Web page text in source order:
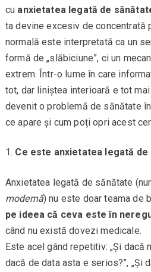
cu anxietatea legată de
ta devine excesiv de concentrată
normală este interpretată ca un
formă de „slăbiciune”, ci un
extrem. Într-o lume în care
tot, dar liniștea interioară e tot
devenit o problemă de sănătate
ce apare și cum poți opri acest
Ce este anxietatea legată de
Anxietatea legată de sănătate
modernă) nu este doar teama de
pe ideea că ceva este în
când nu există dovezi medicale.
Este acel gând repetitiv: „Și dacă
dacă de data asta e serios?”, „Și